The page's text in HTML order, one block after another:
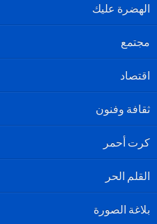
الهضرة عليك
مجتمع
اقتصاد
ثقافة وفنون
كرت أحمر
القلم الحر
بلاغة الصورة